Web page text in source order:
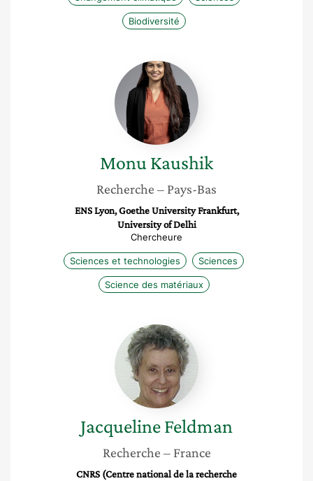
Biodiversité
Monu
Kaushik
Monu Kaushik
Recherche – Pays-Bas
ENS Lyon, Goethe University Frankfurt,
University of Delhi
Chercheure
Sciences et technologies Sciences
Science des matériaux
Jacqueline
Feldman
JacquelineFeldman
Recherche – France
CNRS (Centre national de la recherche